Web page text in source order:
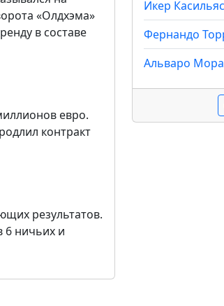
«Олдхэма»
в составе
евро.
контракт
результатов.
6 ничьих и
Икер Касильяс
Фернандо
Альваро